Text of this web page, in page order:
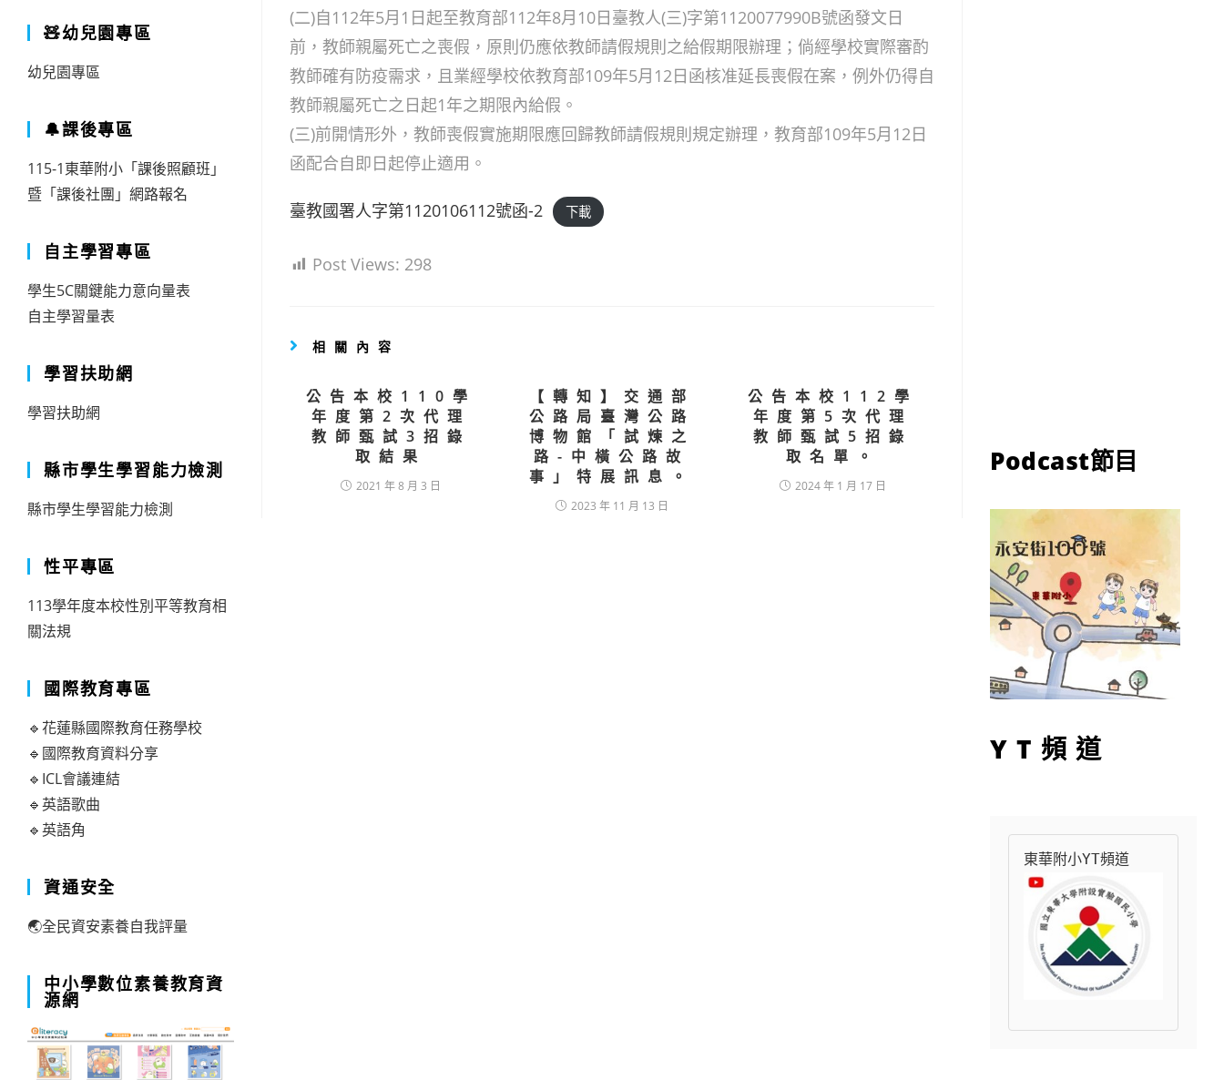
(二)自112年5月1日起至教育部112年8月10日臺教人(三)字第1120077990B號函發文日
前，教師親屬死亡之喪假，原則仍應依教師請假規則之給假期限辦理；倘經學校實際審酌
教師確有防疫需求，且業經學校依教育部109年5月12日函核准延長喪假在案，例外仍得自
教師親屬死亡之日起1年之期限內給假。
(三)前開情形外，教師喪假實施期限應回歸教師請假規則規定辦理，教育部109年5月12日
函配合自即日起停止適用。
臺教國署人字第1120106112號函-2 下載
Post Views: 298
相關內容
公告本校110學
年度第2次代理
教師甄試3招錄
取結果
2021 年 8 月 3 日
【轉知】交通部
公路局臺灣公路
博物館「試煉之
路-中橫公路故
事」特展訊息。
2023 年 11 月 13 日
公告本校112學
年度第5次代理
教師甄試5招錄
取名單。
2024 年 1 月 17 日
🧸幼兒園專區
幼兒園專區
🔔課後專區
115-1東華附小「課後照顧班」
暨「課後社團」網路報名
自主學習專區
學生5C關鍵能力意向量表
自主學習量表
學習扶助網
學習扶助網
縣市學生學習能力檢測
縣市學生學習能力檢測
性平專區
113學年度本校性別平等教育相
關法規
國際教育專區
🔹花蓮縣國際教育任務學校
🔹國際教育資料分享
🔹ICL會議連結
🔹英語歌曲
🔹英語角
資通安全
🌏全民資安素養自我評量
中小學數位素養教育資
源網
Podcast節目
YT頻道
東華附小YT頻道